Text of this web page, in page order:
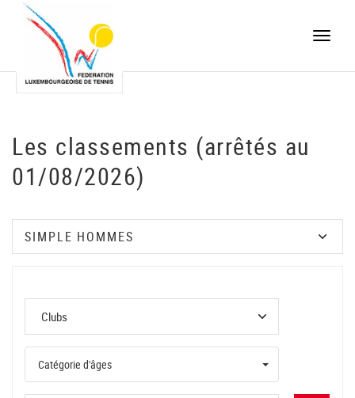
Toggle
Les classements (arrêtés au
01/08/2026)
Catégorie d'âges